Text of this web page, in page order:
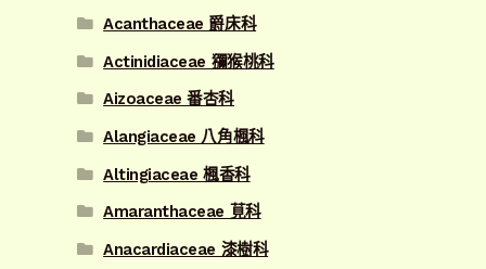
Acanthaceae 爵床科
Actinidiaceae 獼猴桃科
Aizoaceae 番杏科
Alangiaceae 八角楓科
Altingiaceae 楓香科
Amaranthaceae 莧科
Anacardiaceae 漆樹科